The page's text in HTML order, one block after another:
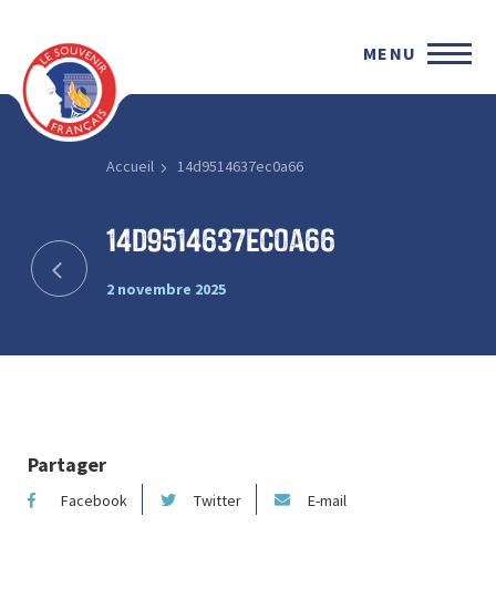
MENU
Accueil 14d9514637ec0a66
14d9514637ec0a66
2 novembre 2025
Partager
Facebook Twitter E-mail